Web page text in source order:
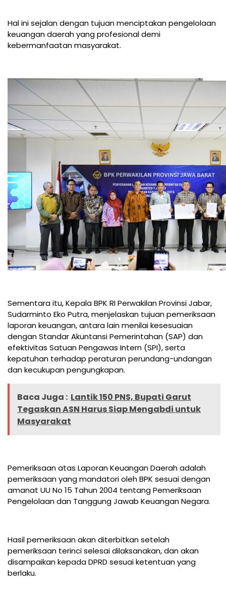
Hal ini sejalan dengan tujuan menciptakan pengelolaan
keuangan daerah yang profesional demi
kebermanfaatan masyarakat.
Sementara itu, Kepala BPK RI Perwakilan Provinsi Jabar,
Sudarminto Eko Putra, menjelaskan tujuan pemeriksaan
laporan keuangan, antara lain menilai kesesuaian
dengan Standar Akuntansi Pemerintahan (SAP) dan
efektivitas Satuan Pengawas Intern (SPI), serta
kepatuhan terhadap peraturan perundang-undangan
dan kecukupan pengungkapan.
Baca Juga : Lantik 150 PNS, Bupati Garut
Tegaskan ASN Harus Siap Mengabdi untuk
Masyarakat
Pemeriksaan atas Laporan Keuangan Daerah adalah
pemeriksaan yang mandatori oleh BPK sesuai dengan
amanat UU No 15 Tahun 2004 tentang Pemeriksaan
Pengelolaan dan Tanggung Jawab Keuangan Negara.
Hasil pemeriksaan akan diterbitkan setelah
pemeriksaan terinci selesai dilaksanakan, dan akan
disampaikan kepada DPRD sesuai ketentuan yang
berlaku.